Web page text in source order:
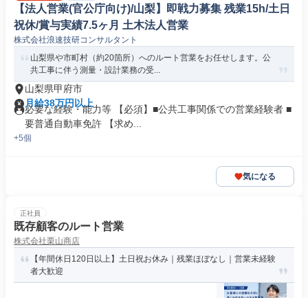
【法人営業(官公庁向け)/山梨】即戦力募集 残業15h/土日
祝休/賞与実績7.5ヶ月 土木法人営業
株式会社浪速技研コンサルタント
山梨県や市町村（約20箇所）へのルート営業をお任せします。公
共工事に伴う測量・設計業務の受...
山梨県甲府市
月給38万円以上
必要な経験・能力等 【必須】■公共工事関係での営業経験者 ■
要普通自動車免許 【求め...
+5個
気になる
正社員
既存顧客のルート営業
株式会社栗山商店
【年間休日120日以上】土日祝お休み｜残業ほぼなし｜営業未経験
者大歓迎